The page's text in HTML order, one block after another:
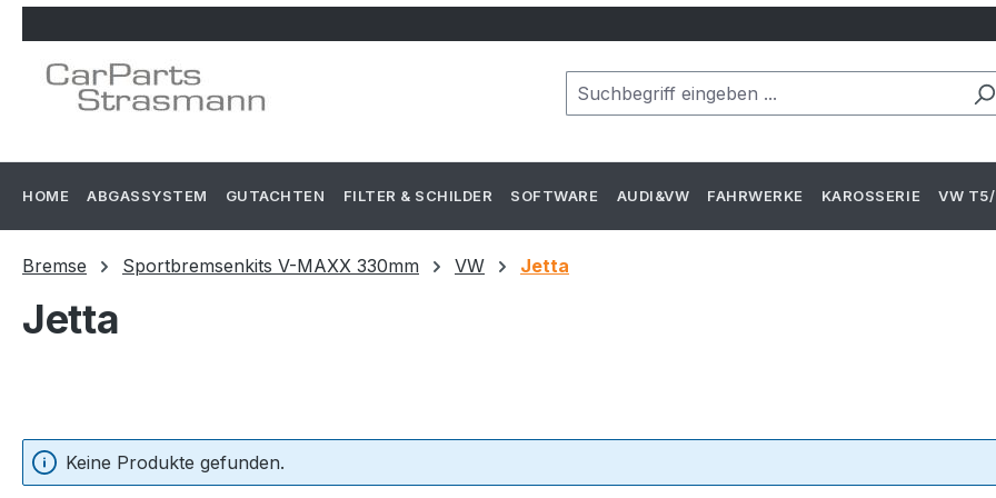
HOME ABGASSYSTEM GUTACHTEN FILTER & SCHILDER SOFTWARE AUDI&VW FAHRWERKE KAROSSERIE VW
Bremse Sportbremsenkits V-MAXX 330mm VW Jetta
Jetta
Keine Produkte gefunden.